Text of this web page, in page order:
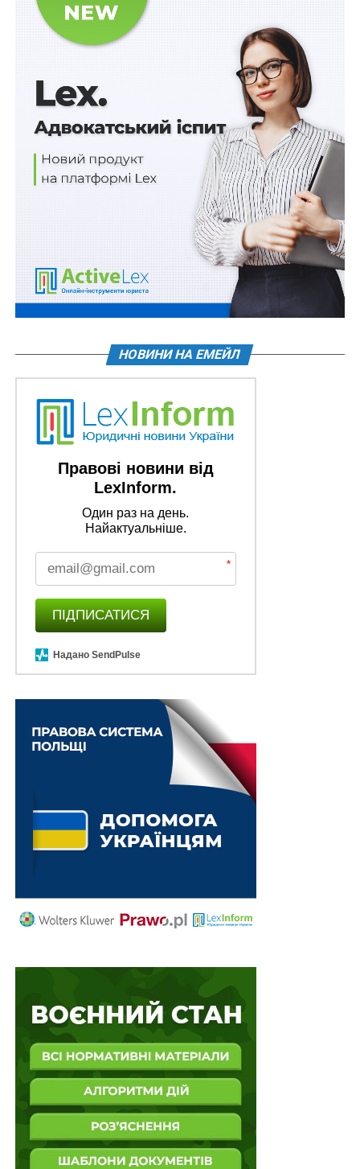
Держмайно без аукціону надаватимуть
виробникам вибухових матеріалів військового
Національний вуглецевий реєстр
функціонуватиме як електронна база даних
Витребувати документи для призначення
(перерахунку) пенсії допоможе ПФУ
Перелік посад в поліції, звільнених від
перевірки фізпідготовки
НАКАЗ МІНІСТЕРСТВА ВНУТРІШНІХ СПРАВ УКРАЇНИ
НАСТУПНА
Військовослужбовці-контрактники можуть
отримати право звільнятися скоріше
Державна допомога у разі смерті одного з
батьків
НОВИНИ НА ЕМЕЙЛ
Правові новини від
LexInform.
Один раз на день.
Найактуальніше.
*
ПІДПИСАТИСЯ
Надано SendPulse